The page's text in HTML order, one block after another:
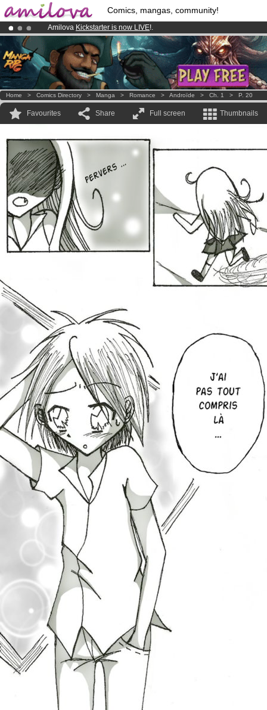
Comics, mangas, community!
Amilova Kickstarter is now LIVE!.
Premium membership from3.95 eurosper month !Get membership
Already 100000 membersand 1000 comics & mangas!.
Home > Comics Directory > Manga > Romance > Androïde > Ch. 1 > P. 20
Favourites Share Full screen Thumbnails